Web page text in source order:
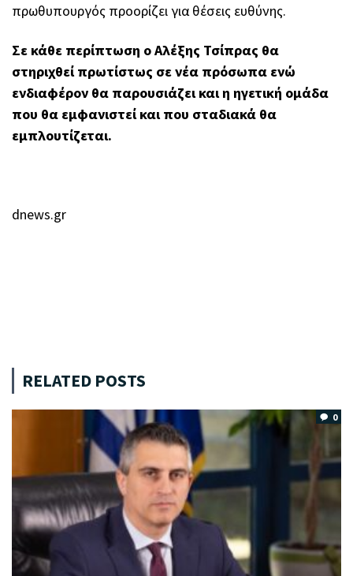
πρωθυπουργός προορίζει για θέσεις ευθύνης.
Σε κάθε περίπτωση ο Αλέξης Τσίπρας θα
στηριχθεί πρωτίστως σε νέα πρόσωπα ενώ
ενδιαφέρον θα παρουσιάζει και η ηγετική ομάδα
που θα εμφανιστεί και που σταδιακά θα
εμπλουτίζεται.
dnews.gr
RELATED POSTS
0